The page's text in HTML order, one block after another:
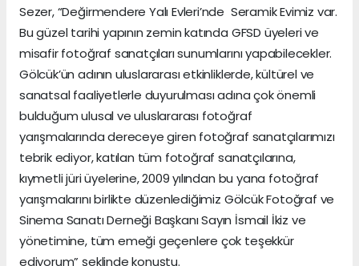
Sezer, “Değirmendere Yalı Evleri’nde Seramik Evimiz var.
Bu güzel tarihi yapının zemin katında GFSD üyeleri ve
misafir fotoğraf sanatçıları sunumlarını yapabilecekler.
Gölcük’ün adının uluslararası etkinliklerde, kültürel ve
sanatsal faaliyetlerle duyurulması adına çok önemli
bulduğum ulusal ve uluslararası fotoğraf
yarışmalarında dereceye giren fotoğraf sanatçılarımızı
tebrik ediyor, katılan tüm fotoğraf sanatçılarına,
kıymetli jüri üyelerine, 2009 yılından bu yana fotoğraf
yarışmalarını birlikte düzenlediğimiz Gölcük Fotoğraf ve
Sinema Sanatı Derneği Başkanı Sayın İsmail İkiz ve
yönetimine, tüm emeği geçenlere çok teşekkür
ediyorum” şeklinde konuştu.